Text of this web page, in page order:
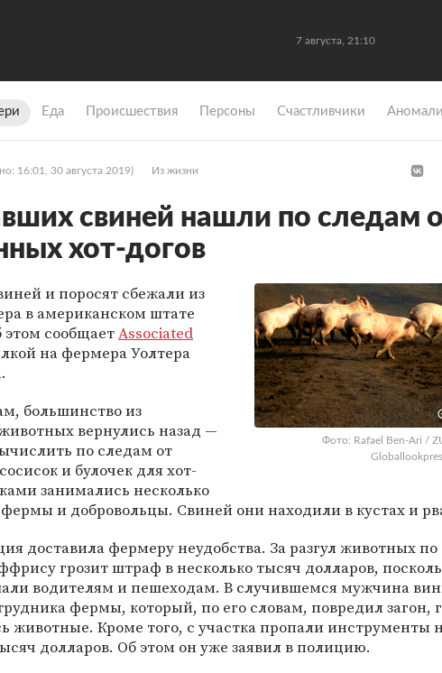
7 августа, 21:10
Еда Происшествия Персоны Счастливчики
16:01, 30 августа 2019) Из жизни
свиней нашли по следам
хот-догов
Фото: Rafael Ben-Ari /
и поросят сбежали из
в американском штате
сообщаетAssociated
на фермера Уолтера
большинство из
вернулись назад —
по следам от
и булочек для хот-
занимались несколько
и добровольцы. Свиней они находили в кустах и
доставила фермеру неудобства. За разгул животных по
грозит штраф в несколько тысяч долларов,
водителям и пешеходам. В случившемся мужчина
фермы, который, по его словам, повредил загон,
животные. Кроме того, с участка пропали инструменты
долларов. Об этом он уже заявил в полицию.